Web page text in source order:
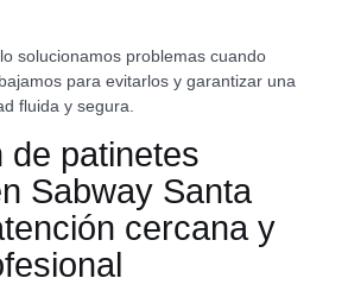
solucionamos problemas cuando
para evitarlos y garantizar una
fluida y segura.
de patinetes
Sabway Santa
cercana y